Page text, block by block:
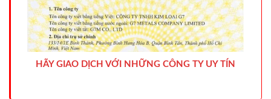
HÃY GIAO DỊCH VỚI NHỮNG CÔNG TY UY TÍN